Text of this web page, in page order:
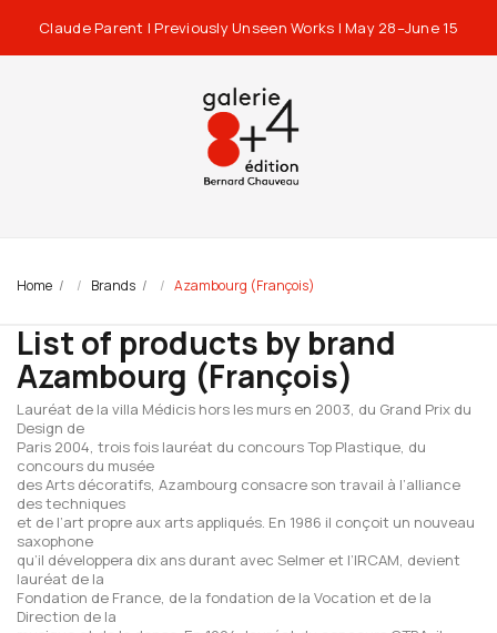
Claude Parent | Previously Unseen Works | May 28–June 15
Home Brands Azambourg (François)
List of products by brand
Azambourg (François)
Lauréat de la villa Médicis hors les murs en 2003, du Grand Prix du
Design de
Paris 2004, trois fois lauréat du concours Top Plastique, du
concours du musée
des Arts décoratifs, Azambourg consacre son travail à l’alliance
des techniques
et de l’art propre aux arts appliqués. En 1986 il conçoit un nouveau
saxophone
qu’il développera dix ans durant avec Selmer et l’IRCAM, devient
lauréat de la
Fondation de France, de la fondation de la Vocation et de la
Direction de la